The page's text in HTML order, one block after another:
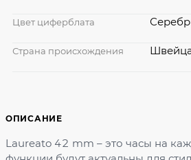
ОПИСАНИЕ
Laureato 42 mm – это часы на
Цвет циферблата
Страна происхождения